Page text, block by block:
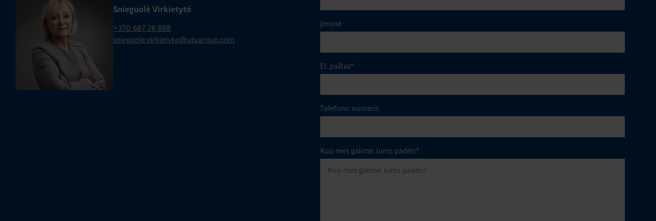
Snieguolė Virkietytė
+370 687 26 868
snieguole.virkietyte@utugroup.com
Įmonė
El. paštas*
Telefono numeris
Kuo mes galime Jums padėti?